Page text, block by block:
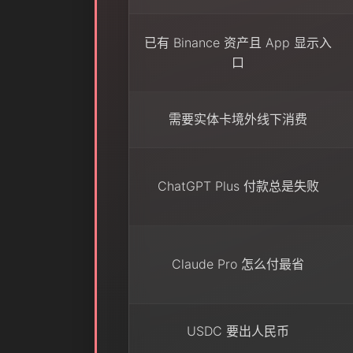
已有 Binance 资产且 App 显示入
口
需要实体卡境外线下消费
ChatGPT Plus 付款总是失败
Claude Pro 怎么付最省
USDC 要出人民币